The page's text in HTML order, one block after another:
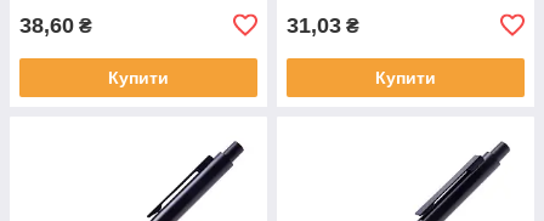
38,60 ₴
Купити
31,03 ₴
Купити